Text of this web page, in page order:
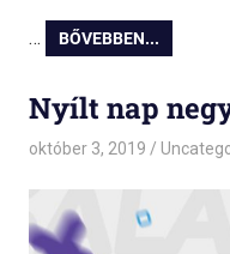
… BŐVEBBEN...
Nyílt nap
október 3, 2019 admin